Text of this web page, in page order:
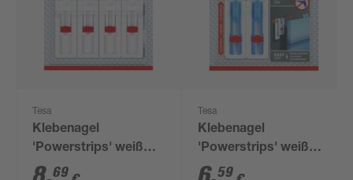
Tesa
Klebenagel
'Powerstrips' weiß
Tapete/Putz 1 kg, 4
69
Tesa
Klebenagel
'Powerstrips' weiß
Tapete/Putz 1 kg, 2
59